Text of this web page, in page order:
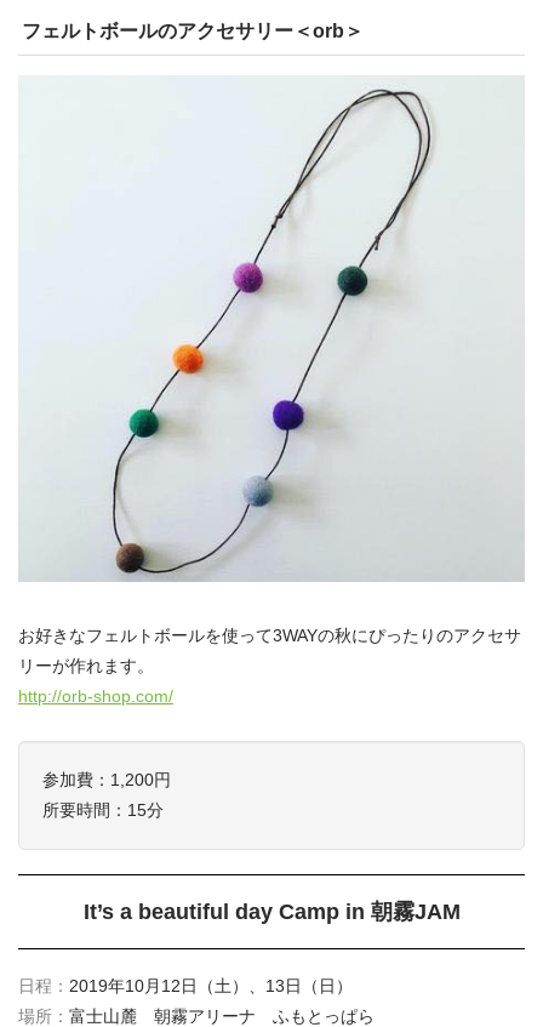
フェルトボールのアクセサリー＜orb＞
お好きなフェルトボールを使って3WAYの秋にぴったりのアクセサ
リーが作れます。
http://orb-shop.com/
参加費：1,200円
所要時間：15分
It’s a beautiful day Camp in 朝霧JAM
日程： 2019年10月12日（土）、13日（日）
場所： 富士山麓 朝霧アリーナ ふもとっぱら